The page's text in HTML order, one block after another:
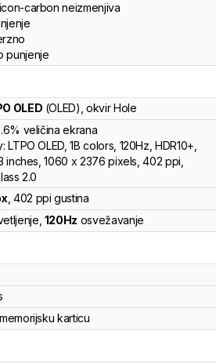
carbon neizmenjiva
punjenje
OLED (OLED) , okvir Hole
veličina ekrana
OLED, 1B colors, 120Hz, HDR10+,
inches, 1060 x 2376 pixels, 402 ppi,
2.0
, 402 ppi gustina
120Hz osvežavanje
karticu